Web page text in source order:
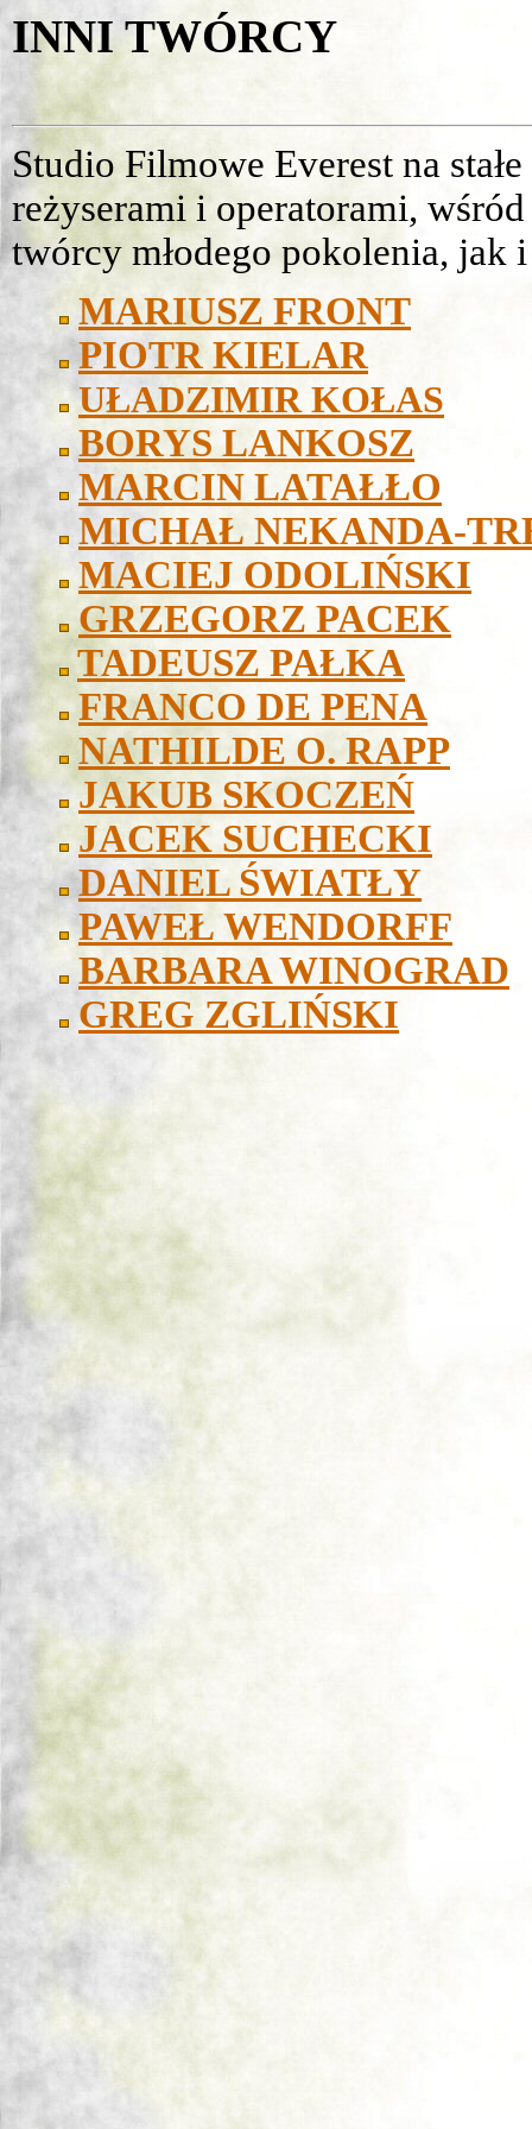
INNI TWÓRCY
Studio Filmowe Everest na
reżyserami i operatorami,
twórcy młodego pokolenia, jak
MARIUSZ FRONT
PIOTR KIELAR
UŁADZIMIR KOŁAS
BORYS LANKOSZ
MARCIN LATAŁŁO
MICHAŁ NEKANDA-
MACIEJ ODOLIŃSKI
GRZEGORZ PACEK
TADEUSZ PAŁKA
FRANCO DE PENA
NATHILDE O. RAPP
JAKUB SKOCZEŃ
JACEK SUCHECKI
DANIEL ŚWIATŁY
PAWEŁ WENDORFF
BARBARA WINOGRAD
GREG ZGLIŃSKI